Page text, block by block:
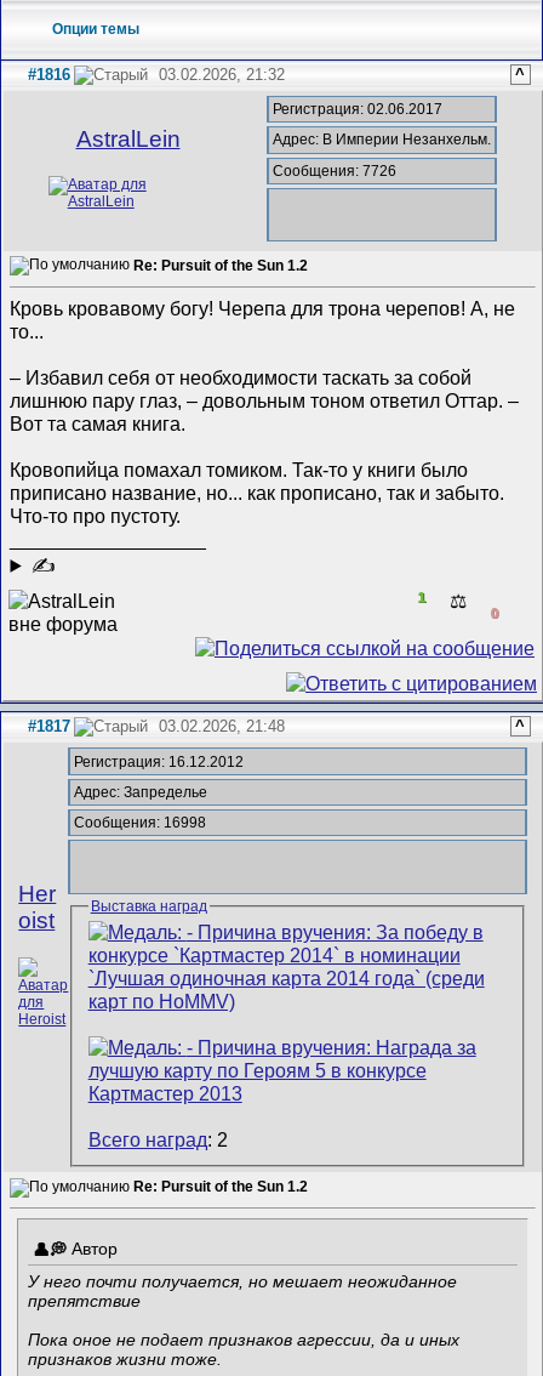
Опции темы
#1816 03.02.2026, 21:32 ^
AstralLein
Регистрация: 02.06.2017
Адрес: В Империи Незанхельм.
Сообщения: 7726
Re: Pursuit of the Sun 1.2
Кровь кровавому богу! Черепа для трона черепов! А, не
то...
– Избавил себя от необходимости таскать за собой
лишнюю пару глаз, – довольным тоном ответил Оттар. –
Вот та самая книга.
Кровопийца помахал томиком. Так-то у книги было
приписано название, но... как прописано, так и забыто.
Что-то про пустоту.
✍
1 ⚖️
0
#1817 03.02.2026, 21:48 ^
Her
oist
Регистрация: 16.12.2012
Адрес: Запределье
Сообщения: 16998
Выставка наград
Всего наград: 2
Re: Pursuit of the Sun 1.2
Автор
У него почти получается, но мешает неожиданное
препятствие
Пока оное не подает признаков агрессии, да и иных
признаков жизни тоже.